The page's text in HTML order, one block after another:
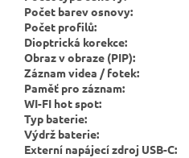
Počet barev osnovy:
Počet profilů:
Dioptrická korekce:
Obraz v obraze (PIP):
Záznam videa / fotek:
Paměť pro záznam:
WI-FI hot spot:
Typ baterie:
Výdrž baterie:
Externí napájecí zdroj USB-C: